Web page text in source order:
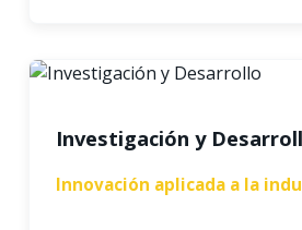
Investigación y
Innovación aplicada a la